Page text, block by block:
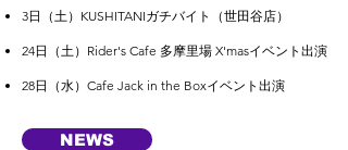
3日（土）KUSHITANIガチバイト（世田谷店）
24日（土）Rider's Cafe 多摩里場 X'masイベント出演
28日（水）Cafe Jack in the Boxイベント出演
NEWS